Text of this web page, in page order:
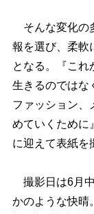
そんな変化の
報を選び、柔軟
となる。『これ
生きるのではな
ファッション、
めていくために
に迎えて表紙を
撮影日は6月
かのような快晴